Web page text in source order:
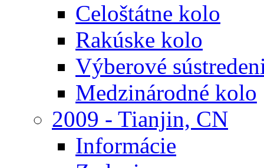
Celoštátne kolo
Rakúske kolo
Výberové
Medzinárodné kolo
2009 - Tianjin, CN
Informácie